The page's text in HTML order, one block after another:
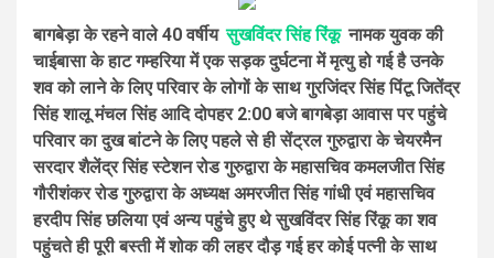
बागबेड़ा के रहने वाले 40 वर्षीय सुखविंदर सिंह रिंकू नामक युवक की
चाईबासा के हाट गम्हरिया में एक सड़क दुर्घटना में मृत्यु हो गई है उनके
शव को लाने के लिए परिवार के लोगों के साथ गुरजिंदर सिंह पिंटू जितेंद्र
सिंह शालू मंचल सिंह आदि दोपहर 2:00 बजे बागबेड़ा आवास पर पहुंचे
परिवार का दुख बांटने के लिए पहले से ही सेंट्रल गुरुद्वारा के चेयरमैन
सरदार शैलेंद्र सिंह स्टेशन रोड गुरुद्वारा के महासचिव कमलजीत सिंह
गौरीशंकर रोड गुरुद्वारा के अध्यक्ष अमरजीत सिंह गांधी एवं महासचिव
हरदीप सिंह छलिया एवं अन्य पहुंचे हुए थे सुखविंदर सिंह रिंकू का शव
पहुंचते ही पूरी बस्ती में शोक की लहर दौड़ गई हर कोई पत्नी के साथ